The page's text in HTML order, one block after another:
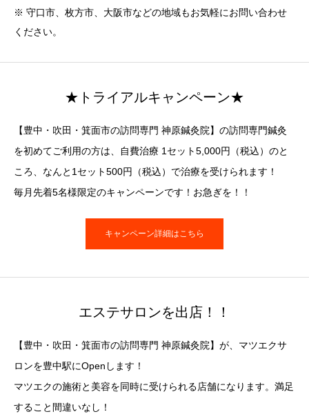
※ 守口市、枚方市、大阪市などの地域もお気軽にお問い合わせ
ください。
★トライアルキャンペーン★
【豊中・吹田・箕面市の訪問専門 神原鍼灸院】の訪問専門鍼灸
を初めてご利用の方は、自費治療 1セット5,000円（税込）のと
ころ、なんと1セット500円（税込）で治療を受けられます！
毎月先着5名様限定のキャンペーンです！お急ぎを！！
キャンペーン詳細はこちら
エステサロンを出店！！
【豊中・吹田・箕面市の訪問専門 神原鍼灸院】が、マツエクサ
ロンを豊中駅にOpenします！
マツエクの施術と美容を同時に受けられる店舗になります。満足
すること間違いなし！